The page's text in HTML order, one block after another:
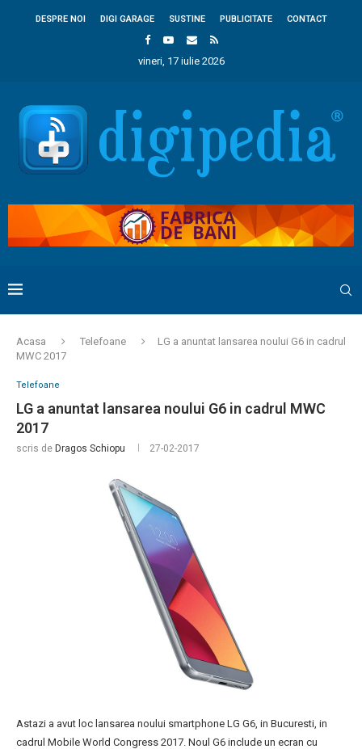
DESPRE NOI DIGI GARAGE SUSTINE PUBLICITATE CONTACT
vineri, 17 iulie 2026
Acasa Telefoane
LG a anuntat lansarea noului G6 in cadrul
MWC 2017
Telefoane
LG a anuntat lansarea noului G6 in cadrul MWC
2017
scris de Dragos Schiopu 27-02-2017
Astazi a avut loc lansarea noului smartphone LG G6, in Bucuresti, in
cadrul Mobile World Congress 2017. Noul G6 include un ecran cu